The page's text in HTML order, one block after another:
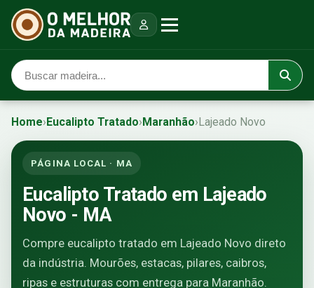
Home›Eucalipto Tratado›Maranhão›Lajeado Novo
PÁGINA LOCAL · MA
Eucalipto Tratado em Lajeado
Novo - MA
Compre eucalipto tratado em Lajeado Novo direto
da indústria. Mourões, estacas, pilares, caibros,
ripas e estruturas com entrega para Maranhão.